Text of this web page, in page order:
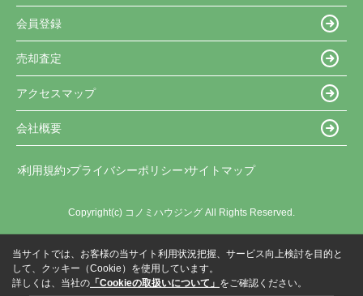
会員登録
売却査定
アクセスマップ
会社概要
利用規約 プライバシーポリシー サイトマップ
Copyright(c) コノミハウジング All Rights Reserved.
当サイトでは、お客様の当サイト利用状況把握、サービス向上検討を目的と
して、クッキー（Cookie）を使用しています。
詳しくは、当社の 「Cookieの取扱いについて」 をご確認ください。